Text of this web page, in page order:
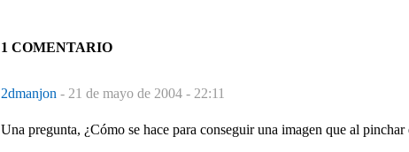
1 COMENTARIO
2dmanjon - 21 de mayo de 2004 - 22:11
Una pregunta, ¿Cómo se hace para conseguir una imagen que al